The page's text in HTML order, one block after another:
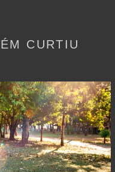
CURTIU